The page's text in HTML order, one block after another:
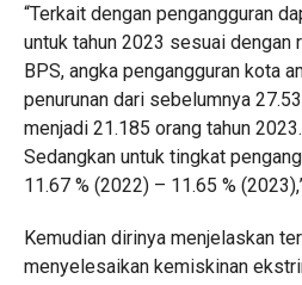
“Terkait dengan pengangguran
untuk tahun 2023 sesuai dengan
BPS, angka pengangguran kota
penurunan dari sebelumnya
menjadi 21.185 orang tahun 2023.
Sedangkan untuk tingkat
11.67 % (2022) – 11.65 %
Kemudian dirinya menjelaskan
menyelesaikan kemiskinan